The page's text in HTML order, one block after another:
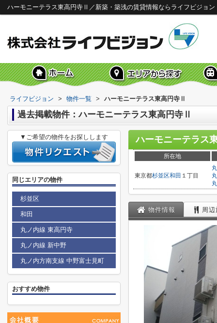
ハーモニーテラス東高円寺Ⅱ／新築・築浅の賃貸情報ならライフビジョン
ライフビジョン > 物件一覧 > ハーモニーテラス東高円寺Ⅱ
過去掲載物件：ハーモニーテラス東高円寺Ⅱ
ハーモニーテラス
所在地
東京都杉並区和田 １丁目
物件情報 周
▼ご希望の物件をお探しします
同じエリアの物件
杉並区
和田
丸ノ内線 東高円寺
丸ノ内線 新中野
丸ノ内方南支線 中野富士見町
おすすめ物件